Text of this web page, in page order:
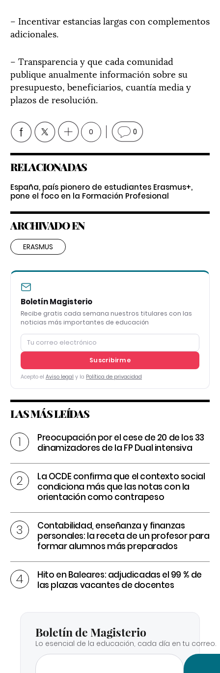
– Incentivar estancias largas con complementos
adicionales.
– Transparencia y que cada comunidad
publique anualmente información sobre su
presupuesto, beneficiarios, cuantía media y
plazos de resolución.
0 0
RELACIONADAS
España, país pionero de estudiantes Erasmus+,
pone el foco en la Formación Profesional
ARCHIVADO EN
ERASMUS
Boletín Magisterio
Recibe gratis cada semana nuestros titulares con las
noticias más importantes de educación
Suscribirme
Acepto el Aviso legal y la Política de privacidad
LAS MÁS LEÍDAS
Preocupación por el cese de 20 de los 33
dinamizadores de la FP Dual intensiva
La OCDE confirma que el contexto social
condiciona más que las notas con la
orientación como contrapeso
Contabilidad, enseñanza y finanzas
personales: la receta de un profesor para
formar alumnos más preparados
Hito en Baleares: adjudicadas el 99 % de
las plazas vacantes de docentes
Boletín de Magisterio
Lo esencial de la educación, cada día en tu correo.